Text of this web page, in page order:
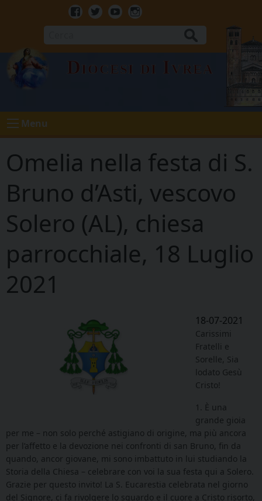
Facebook
TwitterYoutubeInstagram
Diocesi di Ivrea
Menu
Omelia nella festa di S.
Bruno d’Asti, vescovo
Solero (AL), chiesa
parrocchiale, 18 Luglio
2021
18-07-2021
Carissimi
Fratelli e
Sorelle, Sia
lodato Gesù
Cristo!
1. È una
grande gioia
per me – non solo perché astigiano di origine, ma più ancora
per l’affetto e la devozione nei confronti di san Bruno, fin da
quando, ancor giovane, mi sono imbattuto in lui studiando la
Storia della Chiesa – celebrare con voi la sua festa qui a Solero.
Grazie per questo invito! La S. Eucarestia celebrata nel giorno
del Signore, ci fa rivolgere lo sguardo e il cuore a Cristo risorto,